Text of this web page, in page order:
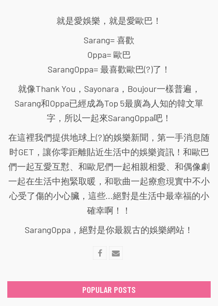
就是愛娛樂，就是愛歐巴！
Sarang= 喜歡
Oppa= 歐巴
SarangOppa= 最喜歡歐巴(?)了！
就像Thank You，Sayonara，Boujour一樣普遍，
Sarang和Oppa已經成為Top 5最廣為人知的韓文單
字，所以一起來SarangOppa吧！
在這裡我們提供地球上(?)的娛樂新聞，第一手消息随
时GET，讓你零距離貼近生活中的娛樂資訊！和歐巴
們一起互愛互懟、和歐尼們一起相親相愛、和偶像劇
一起在生活中抱緊取暖，和歌曲一起療愈現實中不小
心受了傷的小心臟，這些...絕對是生活中最幸福的小
確幸啊！！
SarangOppa，絕對是你最親古的娛樂網站！
POPULAR POSTS